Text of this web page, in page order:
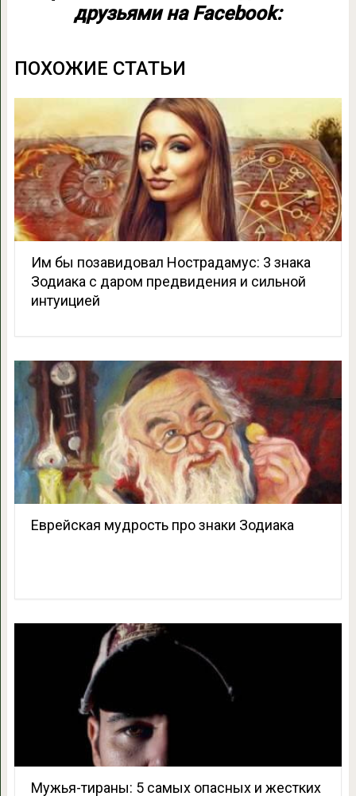
друзьями на Facebook:
ПОХОЖИЕ СТАТЬИ
Им бы позавидовал Нострадамус: 3 знака
Зодиака с даром предвидения и сильной
интуицией
Еврейская мудрость про знаки Зодиака
Мужья-тираны: 5 самых опасных и жестких